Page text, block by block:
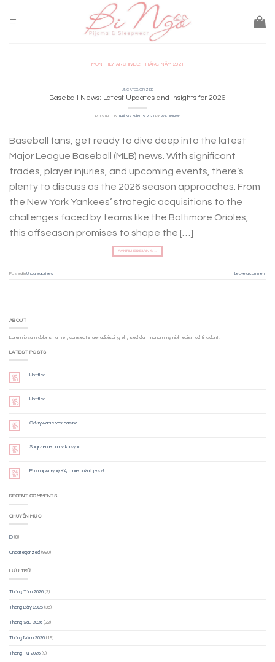
MONTHLY ARCHIVES: THÁNG NĂM 2021
UNCATEGORIZED
Baseball News: Latest Updates and Insights for 2026
POSTED ON THÁNG NĂM 15, 2021 BY WADMINW
Baseball fans, get ready to dive deep into the latest
Major League Baseball (MLB) news. With significant
trades, player injuries, and upcoming events, there’s
plenty to discuss as the 2026 season approaches. From
the New York Yankees’ strategic acquisitions to the
challenges faced by teams like the Baltimore Orioles,
this offseason promises to shape the […]
CONTINUE READING
Posted inUncategorized Leave a comment
ABOUT
Lorem ipsum dolor sit amet, consectetuer adipiscing elit, sed diam nonummy nibh euismod tincidunt.
LATEST POSTS
06
Th8
Untitled
06
Th8
Untitled
30
Th7
Odkrywanie vox casino
30
Th7
Spojrzenie na nv kasyno
24
Th7
Poznaj witrynę K4, a nie pożałujesz!
RECENT COMMENTS
CHUYÊN MỤC
ID (8)
Uncategorized (990)
LƯU TRỮ
Tháng Tám 2026 (2)
Tháng Bảy 2026 (36)
Tháng Sáu 2026 (22)
Tháng Năm 2026 (19)
Tháng Tư 2026 (9)